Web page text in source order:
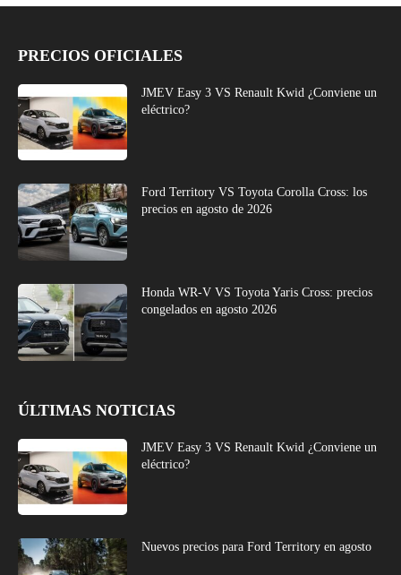
PRECIOS OFICIALES
JMEV Easy 3 VS Renault Kwid ¿Conviene un
eléctrico?
Ford Territory VS Toyota Corolla Cross: los
precios en agosto de 2026
Honda WR-V VS Toyota Yaris Cross: precios
congelados en agosto 2026
ÚLTIMAS NOTICIAS
JMEV Easy 3 VS Renault Kwid ¿Conviene un
eléctrico?
Nuevos precios para Ford Territory en agosto